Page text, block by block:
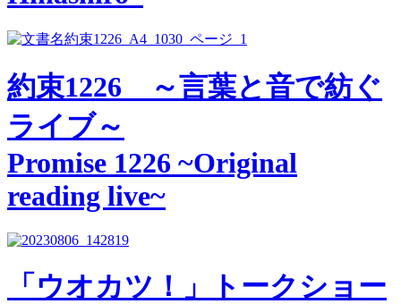
約束1226 ～言葉と音で紡ぐ
ライブ～
Promise 1226 ~Original
reading live~
「ウオカツ！」トークショー